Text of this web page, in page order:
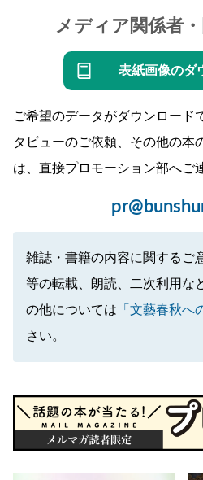
メディア関係者
表紙画像のダ
ご希望のデータがダウンロード
タビューのご依頼、その他の本
は、直接プロモーション部へご
雑誌・書籍の内容に関するご
等の転載、朗読、二次利用な
の他については 「文藝春秋へ
さい。